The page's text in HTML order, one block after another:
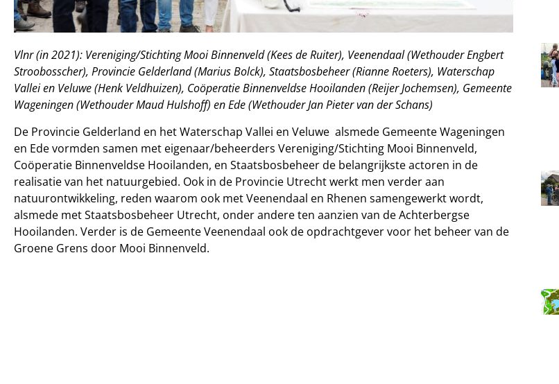
Vlnr (in 2021): Vereniging/Stichting Mooi Binnenveld (Kees de Ruiter), Veenendaal (Wethouder Engbert
Stroobosscher), Provincie Gelderland (Marius Bolck), Staatsbosbeheer (Rianne Roeters), Waterschap
Vallei en Veluwe (Henk Veldhuizen), Coöperatie Binnenveldse Hooilanden (Reijer Jochemsen), Gemeente
Wageningen (Wethouder Maud Hulshoff) en Ede (Wethouder Jan Pieter van der Schans)
De Provincie Gelderland en het Waterschap Vallei en Veluwe alsmede Gemeente Wageningen
en Ede vormden samen met eigenaar/beheerders Vereniging/Stichting Mooi Binnenveld,
Coöperatie Binnenveldse Hooilanden, en Staatsbosbeheer de belangrijkste actoren in de
realisatie van het natuurgebied. Ook in de Provincie Utrecht werkt men verder aan
natuurontwikkeling, reden waarom ook met Veenendaal en Rhenen samengewerkt wordt,
alsmede met Staatsbosbeheer Utrecht, onder andere ten aanzien van de Achterbergse
Hooilanden. Verder is de Gemeente Veenendaal ook de opdrachtgever voor het beheer van de
Groene Grens door Mooi Binnenveld.